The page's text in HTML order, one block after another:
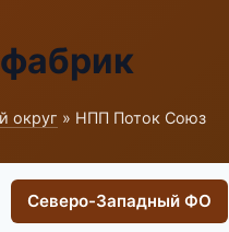
округ » НПП Поток Союз
Северо-Западный ФО